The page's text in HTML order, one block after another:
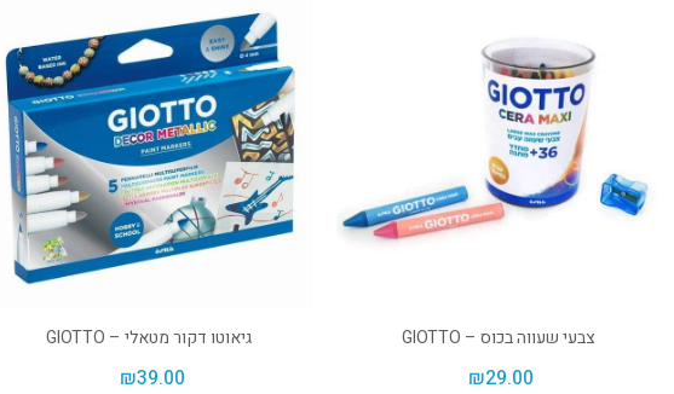
צבעי שעווה בכוס – GIOTTO
₪29.00
גיאוטו דקור מטאלי – GIOTTO
₪39.00